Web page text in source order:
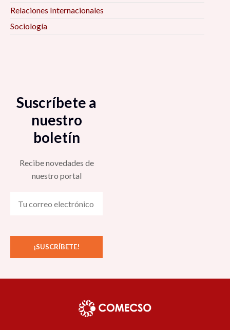
Relaciones Internacionales
Sociología
Suscríbete a
nuestro
boletín
Recibe novedades de
nuestro portal